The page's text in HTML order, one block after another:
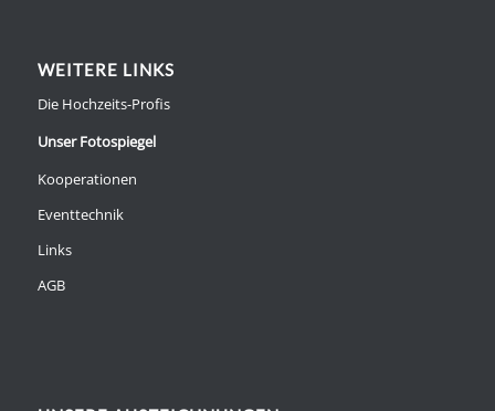
WEITERE LINKS
Die Hochzeits-Profis
Unser Fotospiegel
Kooperationen
Eventtechnik
Links
AGB